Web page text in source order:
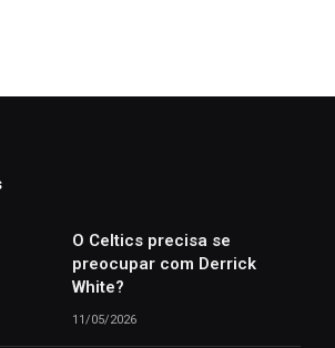
O Celtics precisa se
preocupar com Derrick
White?
11/05/2026